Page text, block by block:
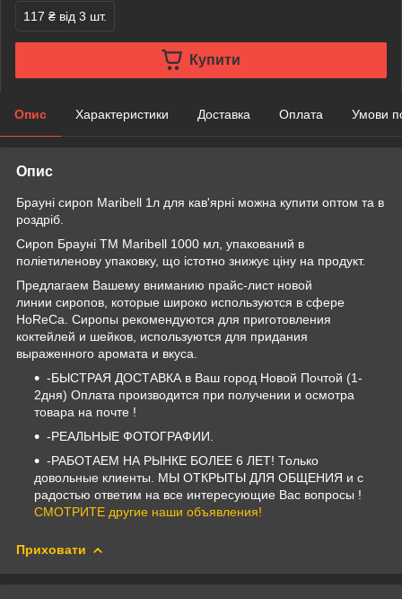
117 ₴ від 3 шт.
Купити
Опис Характеристики Доставка Оплата Умови
Опис
Брауні сироп Maribell 1л для кав'ярні можна купити оптом та в
роздріб.
Сироп Брауні TM Maribell 1000 мл, упакований в
поліетиленову упаковку, що істотно знижує ціну на продукт.
Предлагаем Вашему вниманию прайс-лист новой
линии сиропов, которые широко используются в сфере
HoReCa. Сиропы рекомендуются для приготовления
коктейлей и шейков, используются для придания
выраженного аромата и вкуса.
-БЫСТРАЯ ДОСТАВКА в Ваш город Новой Почтой (1-
2дня) Оплата производится при получении и осмотра
товара на почте !
-РЕАЛЬНЫЕ ФОТОГРАФИИ.
-РАБОТАЕМ НА РЫНКЕ БОЛЕЕ 6 ЛЕТ! Только
довольные клиенты. МЫ ОТКРЫТЫ ДЛЯ ОБЩЕНИЯ и с
радостью ответим на все интересующие Вас вопросы !
СМОТРИТЕ другие наши объявления!
Приховати